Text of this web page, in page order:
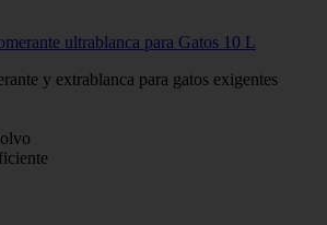
ultrablanca para Gatos 10 L
y extrablanca para gatos exigentes